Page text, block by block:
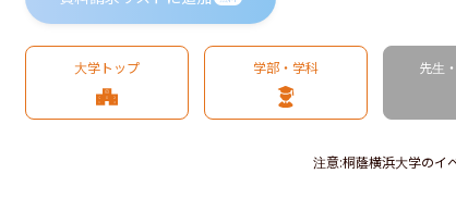
大学トップ 学部・学科 先生
注意:桐蔭横浜大学のイ